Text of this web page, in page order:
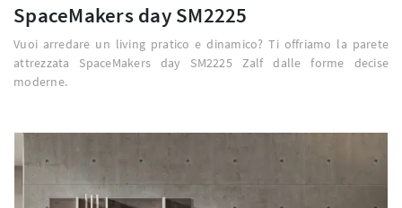
SpaceMakers day SM2225
Vuoi arredare un living pratico e dinamico? Ti offriamo la parete
attrezzata SpaceMakers day SM2225 Zalf dalle forme decise
moderne.